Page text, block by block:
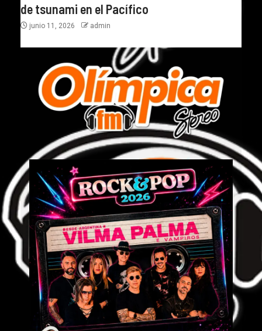
de tsunami en el Pacífico
junio 11, 2026 admin